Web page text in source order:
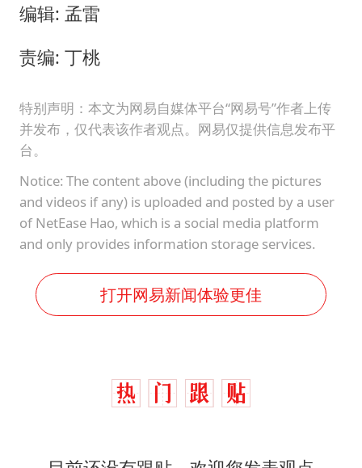
编辑: 孟雷
责编: 丁桃
特别声明：本文为网易自媒体平台“网易号”作者上传
并发布，仅代表该作者观点。网易仅提供信息发布平
台。
Notice: The content above (including the pictures
and videos if any) is uploaded and posted by a user
of NetEase Hao, which is a social media platform
and only provides information storage services.
打开网易新闻体验更佳